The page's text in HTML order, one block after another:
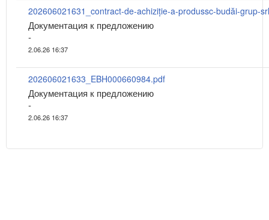
Документация к предложению
-
2.06.26 16:37
202606021633_EBH000660984.pdf
Документация к предложению
-
2.06.26 16:37